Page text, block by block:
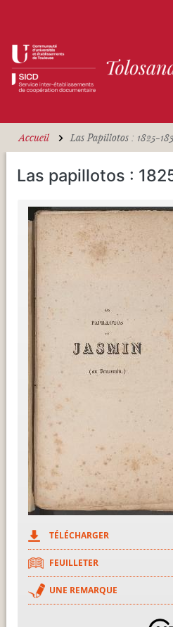
Accueil Las Papillotos : 1825-
Las papillotos :
TÉLÉCHARGER
FEUILLETER
UNE REMARQUE